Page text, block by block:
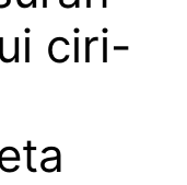
ciri-